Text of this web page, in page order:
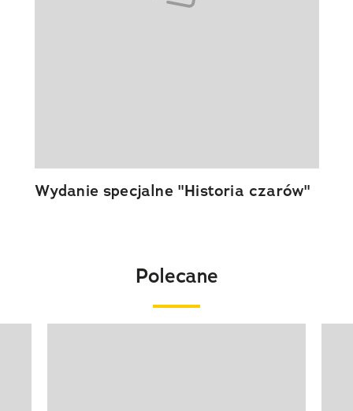
Wydanie specjalne "Historia czarów"
Polecane